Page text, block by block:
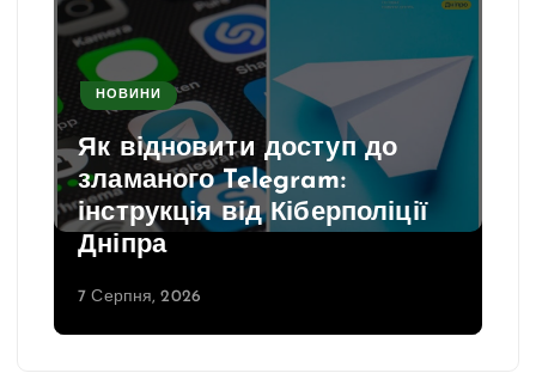
НОВИНИ
Як відновити доступ до
зламаного Telegram:
інструкція від Кіберполіції
Дніпра
7 Серпня, 2026